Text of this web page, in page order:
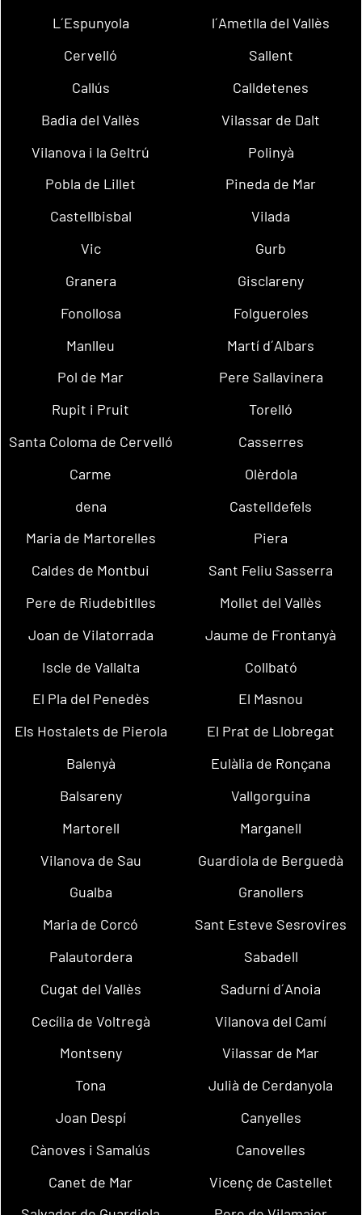
L´Espunyola
l´Ametlla del Vallès
Cervelló
Sallent
Callús
Calldetenes
Badia del Vallès
Vilassar de Dalt
Vilanova i la Geltrú
Polinyà
Pobla de Lillet
Pineda de Mar
Castellbisbal
Vilada
Vic
Gurb
Granera
Gisclareny
Fonollosa
Folgueroles
Manlleu
Martí d´Albars
Pol de Mar
Pere Sallavinera
Rupit i Pruit
Torelló
Santa Coloma de Cervelló
Casserres
Carme
Olèrdola
dena
Castelldefels
Maria de Martorelles
Piera
Caldes de Montbui
Sant Feliu Sasserra
Pere de Riudebitlles
Mollet del Vallès
Joan de Vilatorrada
Jaume de Frontanyà
Iscle de Vallalta
Collbató
El Pla del Penedès
El Masnou
Els Hostalets de Pierola
El Prat de Llobregat
Balenyà
Eulàlia de Ronçana
Balsareny
Vallgorguina
Martorell
Marganell
Vilanova de Sau
Guardiola de Berguedà
Gualba
Granollers
Maria de Corcó
Sant Esteve Sesrovires
Palautordera
Sabadell
Cugat del Vallès
Sadurní d´Anoia
Cecília de Voltregà
Vilanova del Camí
Montseny
Vilassar de Mar
Tona
Julià de Cerdanyola
Joan Despí
Canyelles
Cànoves i Samalús
Canovelles
Canet de Mar
Vicenç de Castellet